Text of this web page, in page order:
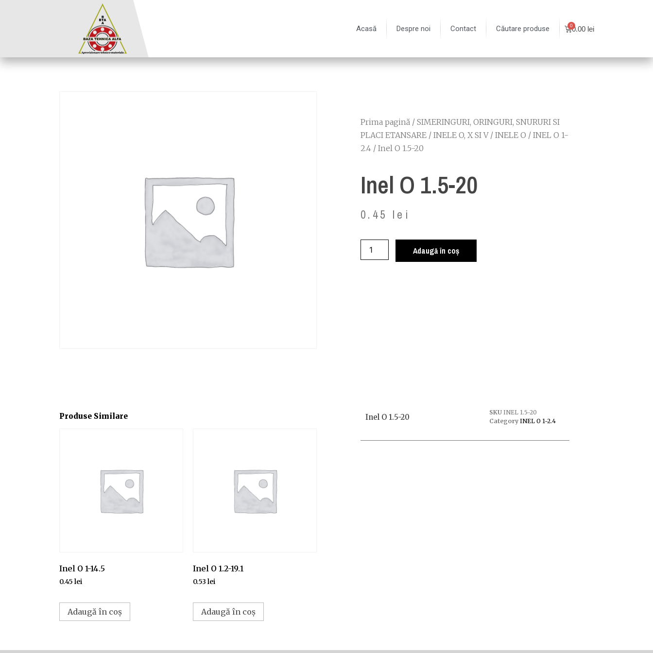
Acasă Despre noi Contact Căutare produse 0.00 lei
Prima pagină / SIMERINGURI, ORINGURI, SNURURI SI
PLACI ETANSARE / INELE O, X SI V/ INELE O / INEL O 1-
2.4 / Inel O 1.5-20
Inel O 1.5-20
0.45 lei
Adaugă în coș
Produse Similare
Inel O 1-14.5
0.45 lei
Adaugă în coș
Inel O 1.2-19.1
0.53 lei
Adaugă în coș
Inel O 1.5-20 SKU INEL 1.5-20
Category INEL O 1-2.4